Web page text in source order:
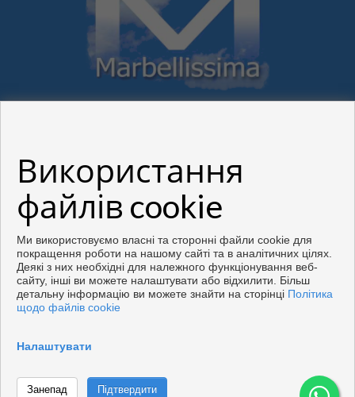
Flats and houses for sale in Marbella
Copyright © 2026. Всі права захищені.
конфіденційності| Політика файлів cookie
Використання
файлів cookie
Ми використовуємо власні та сторонні файли cookie для
покращення роботи на нашому сайті та в аналітичних цілях.
Деякі з них необхідні для належного функціонування веб-
сайту, інші ви можете налаштувати або відхилити. Більш
детальну інформацію ви можете знайти на сторінці Політика
щодо файлів cookie
Налаштувати